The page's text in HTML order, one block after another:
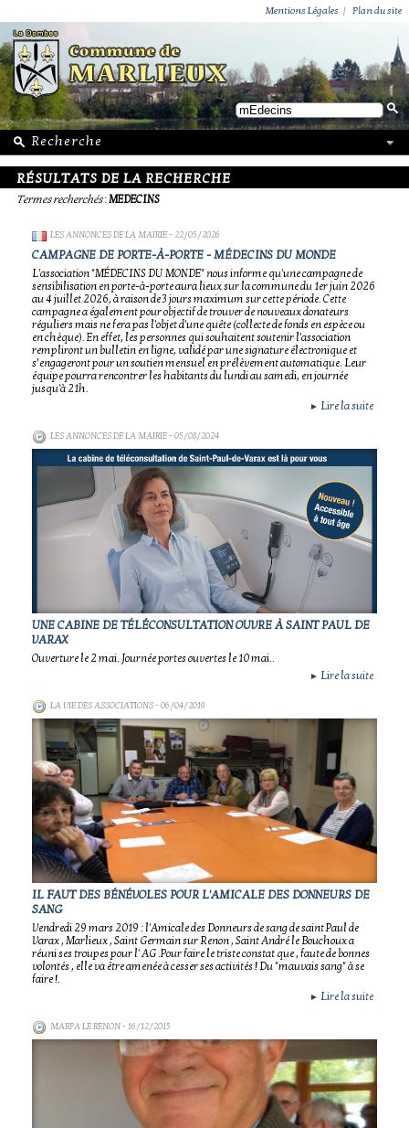
Mentions Légales | Plan du site
RÉSULTATS DE LA RECHERCHE
Termes recherchés:MEDECINS
LES ANNONCES DE LA MAIRIE- 22/05/2026
CAMPAGNE DE PORTE-À-PORTE - MÉDECINS DU MONDE
L'association "MÉDECINS DU MONDE" nous informe qu'une campagne de
sensibilisation en porte-à-porte aura lieux sur la commune du 1er juin 2026
au 4 juillet 2026, à raison de 3 jours maximum sur cette période. Cette
campagne a également pour objectif de trouver de nouveaux donateurs
réguliers mais ne fera pas l'objet d'une quête (collecte de fonds en espèce ou
en chèque). En effet, les personnes qui souhaitent soutenir l'association
rempliront un bulletin en ligne, validé par une signature électronique et
s’engageront pour un soutien mensuel en prélèvement automatique. Leur
équipe pourra rencontrer les habitants du lundi au samedi, en journée
jusqu'à 21h.
► Lire la suite
LES ANNONCES DE LA MAIRIE- 05/08/2024
UNE CABINE DE TÉLÉCONSULTATION OUVRE À SAINT PAUL DE
VARAX
Ouverture le 2 mai. Journée portes ouvertes le 10 mai..
► Lire la suite
LA VIE DES ASSOCIATIONS- 06/04/2019
IL FAUT DES BÉNÉVOLES POUR L'AMICALE DES DONNEURS DE
SANG
Vendredi 29 mars 2019 : l'Amicale des Donneurs de sang de saint Paul de
Varax , Marlieux , Saint Germain sur Renon , Saint André le Bouchoux a
réuni ses troupes pour l' AG .Pour faire le triste constat que , faute de bonnes
volontés , elle va être amenée à cesser ses activités ! Du "mauvais sang" à se
faire !.
► Lire la suite
MARPA LE RENON- 16/12/2015